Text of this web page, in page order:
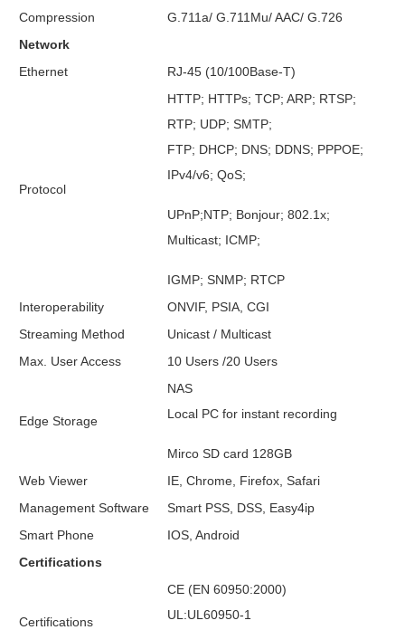
Compression
G.711a/ G.711Mu/ AAC/ G.726
Network
Ethernet
RJ-45 (10/100Base-T)
Protocol
HTTP; HTTPs; TCP; ARP; RTSP;
RTP; UDP; SMTP;
FTP; DHCP; DNS; DDNS; PPPOE;
IPv4/v6; QoS;
UPnP;NTP; Bonjour; 802.1x;
Multicast; ICMP;
IGMP; SNMP; RTCP
Interoperability
ONVIF, PSIA, CGI
Streaming Method
Unicast / Multicast
Max. User Access
10 Users /20 Users
Edge Storage
NAS
Local PC for instant recording
Mirco SD card 128GB
Web Viewer
IE, Chrome, Firefox, Safari
Management Software
Smart PSS, DSS, Easy4ip
Smart Phone
IOS, Android
Certifications
Certifications
CE (EN 60950:2000)
UL:UL60950-1